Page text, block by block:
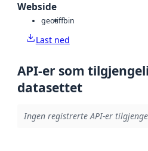
Webside
geotiffbin
Last ned
API-er som
datasettet
Ingen registrerte API-er